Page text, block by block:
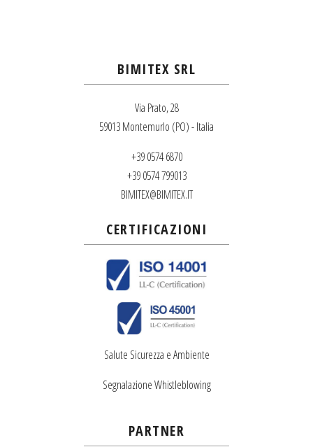
BIMITEX SRL
Via Prato, 28
59013 Montemurlo (PO) - Italia
+39 0574 6870
+39 0574 799013
BIMITEX@BIMITEX.IT
CERTIFICAZIONI
Salute Sicurezza e Ambiente
Segnalazione Whistleblowing
PARTNER